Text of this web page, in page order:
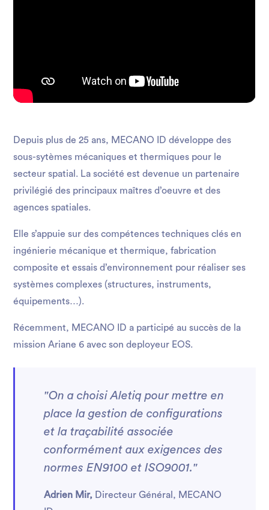
Depuis plus de 25 ans, MECANO ID développe des
sous-sytèmes mécaniques et thermiques pour le
secteur spatial. La société est devenue un partenaire
privilégié des principaux maîtres d’oeuvre et des
agences spatiales.
Elle s’appuie sur des compétences techniques clés en
ingénierie mécanique et thermique, fabrication
composite et essais d’environnement pour réaliser ses
systèmes complexes (structures, instruments,
équipements…).
Récemment, MECANO ID a participé au succès de la
mission Ariane 6 avec son deployeur EOS.
"On a choisi Aletiq pour mettre en
place la gestion de configurations
et la traçabilité associée
conformément aux exigences des
normes EN9100 et ISO9001."
Adrien Mir, Directeur Général, MECANO